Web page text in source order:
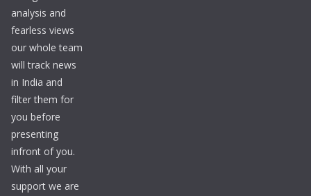
analysis and
fearless views
our whole team
will track news
in India and
filter them for
you before
presenting
infront of you.
With all your
support we are